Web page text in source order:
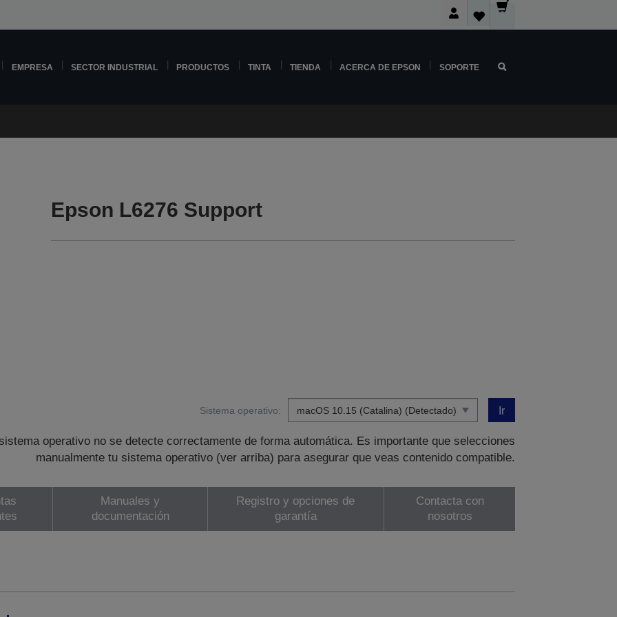
EMPRESA SECTOR INDUSTRIAL PRODUCTOS TINTA TIENDA ACERCA DE EPSON SOPORTE
Epson L6276 Support
Sistema operativo: Ir
operativo no se detecte correctamente de forma automática. Es importante que selecciones
manualmente tu sistema operativo (ver arriba) para asegurar que veas contenido compatible.
Manuales y
documentación
Registro y opciones de
garantía
Contacta con
nosotros